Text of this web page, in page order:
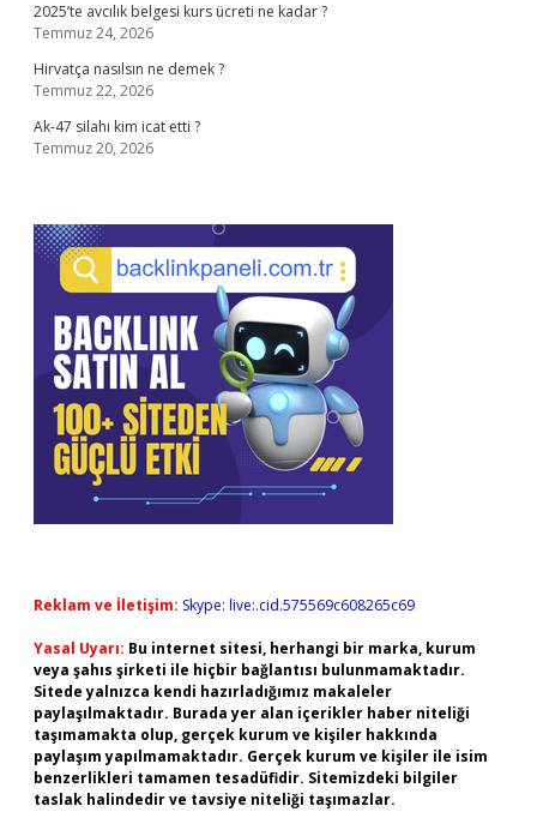
2025’te avcılık belgesi kurs ücreti ne kadar ?
Temmuz 24, 2026
Hirvatça nasılsın ne demek ?
Temmuz 22, 2026
Ak-47 silahı kim icat etti ?
Temmuz 20, 2026
Reklam ve İletişim: Skype: live:.cid.575569c608265c69
Yasal Uyarı: Bu internet sitesi, herhangi bir marka, kurum
veya şahıs şirketi ile hiçbir bağlantısı bulunmamaktadır.
Sitede yalnızca kendi hazırladığımız makaleler
paylaşılmaktadır. Burada yer alan içerikler haber niteliği
taşımamakta olup, gerçek kurum ve kişiler hakkında
paylaşım yapılmamaktadır. Gerçek kurum ve kişiler ile isim
benzerlikleri tamamen tesadüfidir. Sitemizdeki bilgiler
taslak halindedir ve tavsiye niteliği taşımazlar.